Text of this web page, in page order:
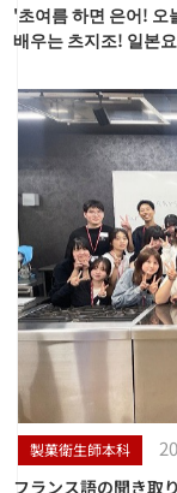
'초여름 하면 은어! 오
배우는 츠지조! 일본
製菓衛生師本科
フランス語の聞き取